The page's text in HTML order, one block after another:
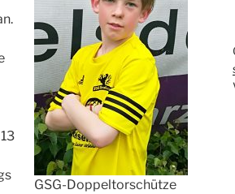
GSG-Doppeltorschütze